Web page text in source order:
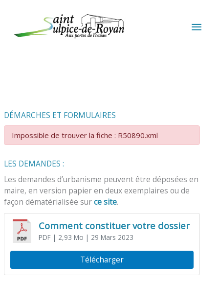
DÉMARCHES ET FORMULAIRES
Impossible de trouver la fiche : R50890.xml
LES DEMANDES :
Les demandes d’urbanisme peuvent être déposées en
maire, en version papier en deux exemplaires ou de
façon dématérialisée surce site.
Comment constituer votre dossier
PDF| 2,93 Mo | 29 Mars 2023
Télécharger